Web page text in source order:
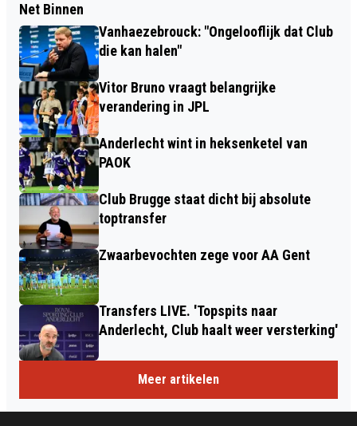
Net Binnen
Vanhaezebrouck: "Ongelooflijk dat Club
die kan halen"
Vitor Bruno vraagt belangrijke
verandering in JPL
Anderlecht wint in heksenketel van
PAOK
Club Brugge staat dicht bij absolute
toptransfer
Zwaarbevochten zege voor AA Gent
Transfers LIVE. 'Topspits naar
Anderlecht, Club haalt weer versterking'
Meer artikelen